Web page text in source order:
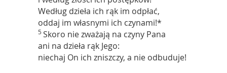
Według dzieła ich rąk im odpłać,
oddaj im własnymi ich czynami!*
5 Skoro nie zważają na czyny Pana
ani na dzieła rąk Jego:
niechaj On ich zniszczy, a nie odbuduje!